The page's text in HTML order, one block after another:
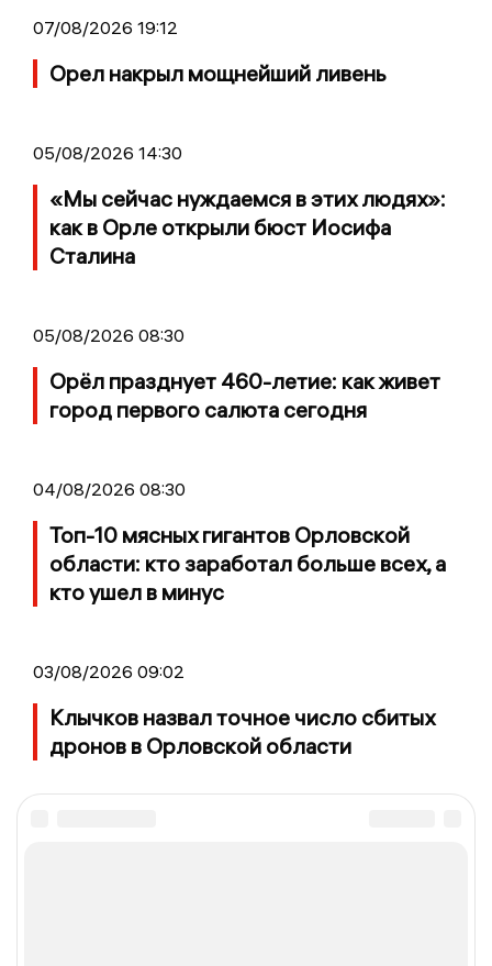
07/08/2026 19:12
Орел накрыл мощнейший ливень
05/08/2026 14:30
«Мы сейчас нуждаемся в этих людях»:
как в Орле открыли бюст Иосифа
Сталина
05/08/2026 08:30
Орёл празднует 460-летие: как живет
город первого салюта сегодня
04/08/2026 08:30
Топ-10 мясных гигантов Орловской
области: кто заработал больше всех, а
кто ушел в минус
03/08/2026 09:02
Клычков назвал точное число сбитых
дронов в Орловской области